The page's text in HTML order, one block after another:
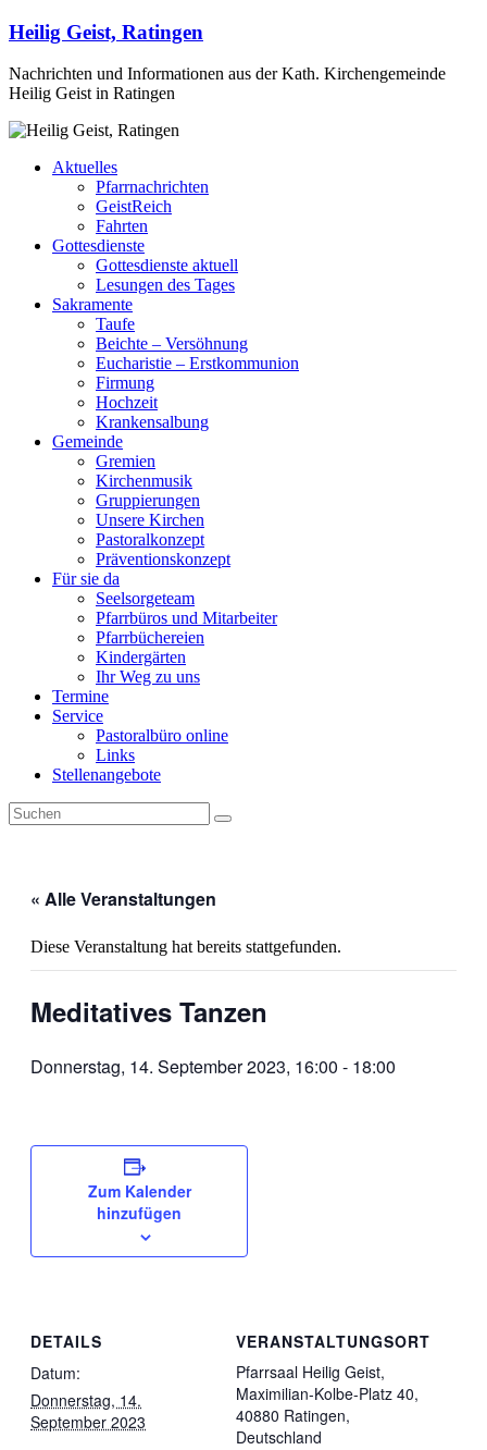
Heilig Geist, Ratingen
Nachrichten und Informationen aus der Kath. Kirchengemeinde
Heilig Geist in Ratingen
Aktuelles
Pfarrnachrichten
GeistReich
Fahrten
Gottesdienste
Gottesdienste aktuell
Lesungen des Tages
Sakramente
Taufe
Beichte – Versöhnung
Eucharistie – Erstkommunion
Firmung
Hochzeit
Krankensalbung
Gemeinde
Gremien
Kirchenmusik
Gruppierungen
Unsere Kirchen
Pastoralkonzept
Präventionskonzept
Für sie da
Seelsorgeteam
Pfarrbüros und Mitarbeiter
Pfarrbüchereien
Kindergärten
Ihr Weg zu uns
Termine
Service
Pastoralbüro online
Links
Stellenangebote
« Alle Veranstaltungen
Diese Veranstaltung hat bereits stattgefunden.
Meditatives Tanzen
Donnerstag, 14. September 2023, 16:00 - 18:00
Zum Kalender
hinzufügen
DETAILS
Datum:
Donnerstag, 14.
September 2023
VERANSTALTUNGSORT
Pfarrsaal Heilig Geist,
Maximilian-Kolbe-Platz 40,
40880 Ratingen,
Deutschland